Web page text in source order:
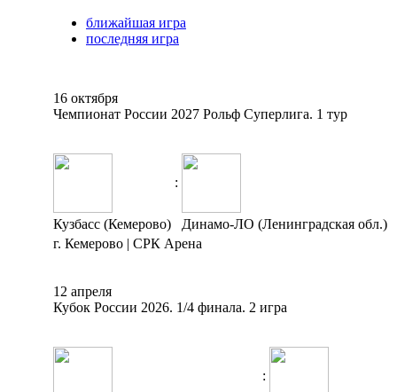
ближайшая игра
последняя игра
16 октября
Чемпионат России 2027 Рольф Суперлига. 1 тур
:
Кузбасс (Кемерово)
Динамо-ЛО (Ленинградская обл.)
г. Кемерово | СРК Арена
12 апреля
Кубок России 2026. 1/4 финала. 2 игра
: